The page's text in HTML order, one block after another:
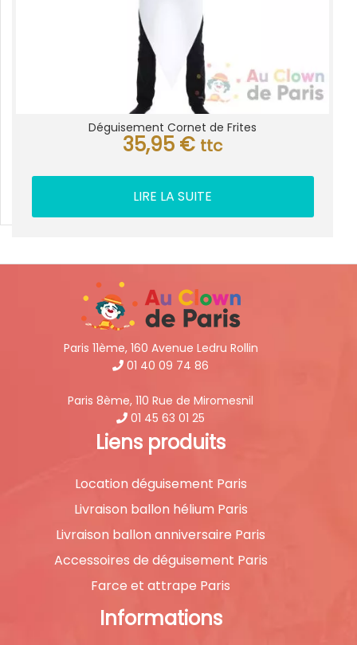
Déguisement Cornet de Frites
35,95 € ttc
LIRE LA SUITE
Paris 11ème, 160 Avenue Ledru Rollin
01 40 09 74 86
Paris 8ème, 110 Rue de Miromesnil
01 45 63 01 25
Liens produits
Location déguisement Paris
Livraison ballon hélium Paris
Livraison ballon anniversaire Paris
Accessoires de déguisement Paris
Farce et attrape Paris
Informations